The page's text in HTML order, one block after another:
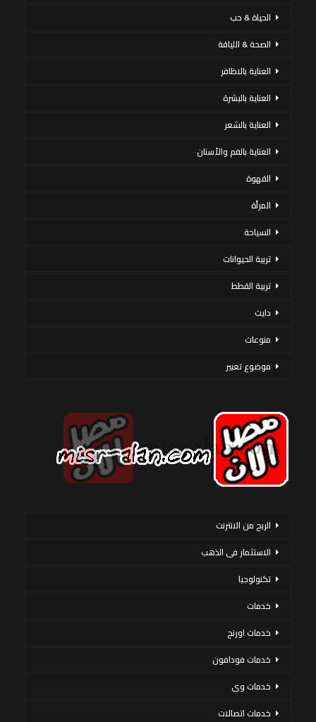
الحياة & حب
الصحة & اللياقة
العناية بالاظافر
العناية بالبشرة
العناية بالشعر
العناية بالفم والأسنان
القهوة
المرأة
السياحة
تربية الحيوانات
تربية القطط
دايت
منوعات
موضوع تعبير
الربح من الانترنت
الاستثمار فى الذهب
تكنولوجيا
خدمات
خدمات اورنج
خدمات فودافون
خدمات وى
خدمات اتصالات